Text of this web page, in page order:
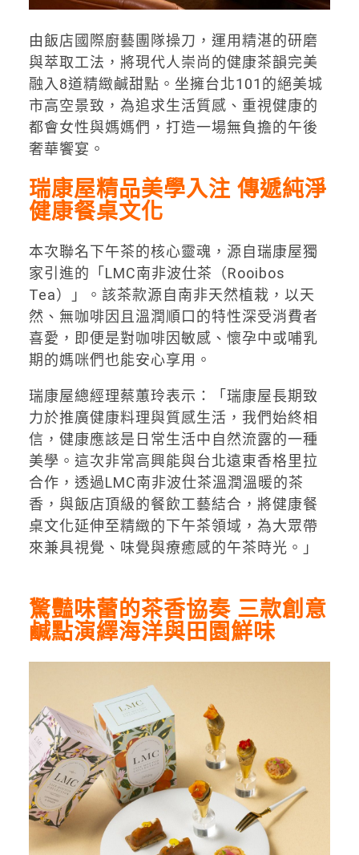
由飯店國際廚藝團隊操刀，運用精湛的研磨
與萃取工法，將現代人崇尚的健康茶韻完美
融入8道精緻鹹甜點。坐擁台北101的絕美城
市高空景致，為追求生活質感、重視健康的
都會女性與媽媽們，打造一場無負擔的午後
奢華饗宴。
瑞康屋精品美學入注 傳遞純淨
健康餐桌文化
本次聯名下午茶的核心靈魂，源自瑞康屋獨
家引進的「LMC南非波仕茶（Rooibos
Tea）」。該茶款源自南非天然植栽，以天
然、無咖啡因且溫潤順口的特性深受消費者
喜愛，即便是對咖啡因敏感、懷孕中或哺乳
期的媽咪們也能安心享用。
瑞康屋總經理蔡蕙玲表示：「瑞康屋長期致
力於推廣健康料理與質感生活，我們始終相
信，健康應該是日常生活中自然流露的一種
美學。這次非常高興能與台北遠東香格里拉
合作，透過LMC南非波仕茶溫潤溫暖的茶
香，與飯店頂級的餐飲工藝結合，將健康餐
桌文化延伸至精緻的下午茶領域，為大眾帶
來兼具視覺、味覺與療癒感的午茶時光。」
驚豔味蕾的茶香協奏 三款創意
鹹點演繹海洋與田園鮮味